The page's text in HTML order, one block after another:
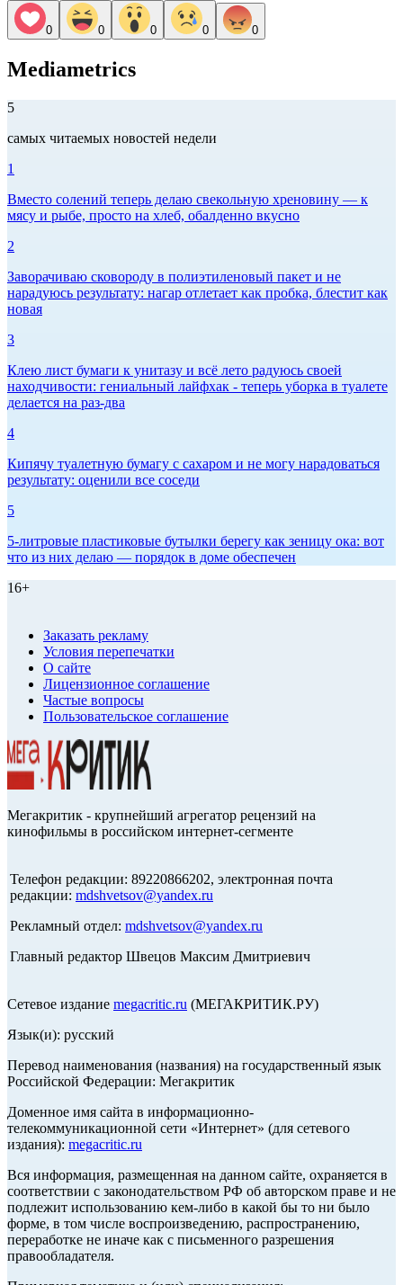
0 0 0 0 0
Mediametrics
5
самых читаемых новостей недели
1
Вместо солений теперь делаю свекольную хреновину — к
мясу и рыбе, просто на хлеб, обалденно вкусно
2
Заворачиваю сковороду в полиэтиленовый пакет и не
нарадуюсь результату: нагар отлетает как пробка, блестит как
новая
3
Клею лист бумаги к унитазу и всё лето радуюсь своей
находчивости: гениальный лайфхак - теперь уборка в туалете
делается на раз-два
4
Кипячу туалетную бумагу с сахаром и не могу нарадоваться
результату: оценили все соседи
5
5-литровые пластиковые бутылки берегу как зеницу ока: вот
что из них делаю — порядок в доме обеспечен
16+
Заказать рекламу
Условия перепечатки
О сайте
Лицензионное соглашение
Частые вопросы
Пользовательское соглашение
Мегакритик - крупнейший агрегатор рецензий на
кинофильмы в российском интернет-сегменте
Телефон редакции: 89220866202, электронная почта
редакции: mdshvetsov@yandex.ru
Рекламный отдел: mdshvetsov@yandex.ru
Главный редактор Швецов Максим Дмитриевич
Сетевое издание megacritic.ru (МЕГАКРИТИК.РУ)
Язык(и): русский
Перевод наименования (названия) на государственный язык
Российской Федерации: Мегакритик
Доменное имя сайта в информационно-
телекоммуникационной сети «Интернет» (для сетевого
издания): megacritic.ru
Вся информация, размещенная на данном сайте, охраняется в
соответствии с законодательством РФ об авторском праве и не
подлежит использованию кем-либо в какой бы то ни было
форме, в том числе воспроизведению, распространению,
переработке не иначе как с письменного разрешения
правообладателя.